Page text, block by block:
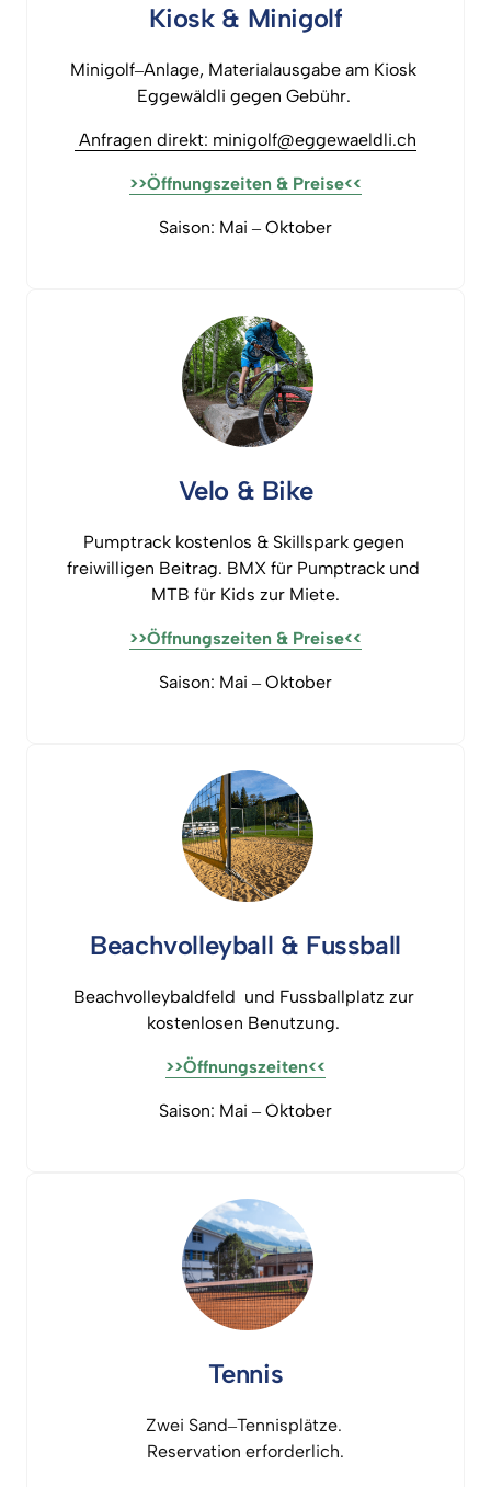
Kiosk & Minigolf
Minigolf‒Anlage, Materialausgabe am
Eggewäldli gegen Gebühr.
Anfragen direkt: minigolf@eggewaeldli.ch
>>Öffnungszeiten & Preise<<
Saison: Mai ‒ Oktober
Velo & Bike
Pumptrack kostenlos & Skillspark
freiwilligen Beitrag. BMX für Pumptrack
MTB für Kids zur Miete.
>>Öffnungszeiten & Preise<<
Saison: Mai ‒ Oktober
Beachvolleyball & Fussball
Beachvolleybaldfeld und Fussballplatz
zur
kostenlosen Benutzung.
>>Öffnungszeiten<<
Saison: Mai ‒ Oktober
Tennis
Zwei Sand‒Tennisplätze.
Reservation erforderlich.